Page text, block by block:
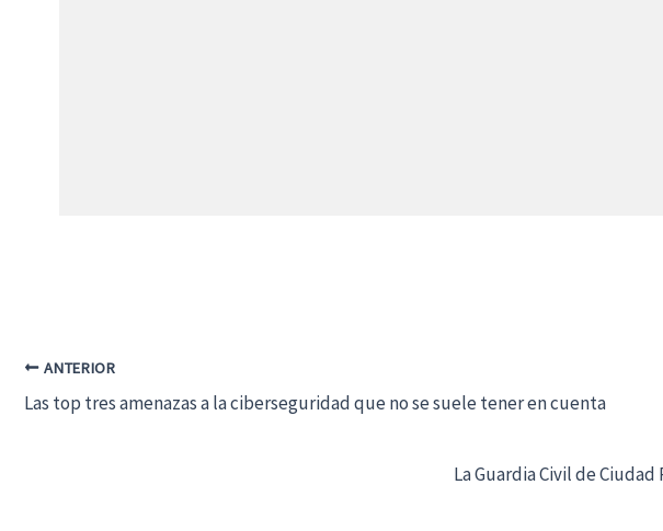
ANTERIOR
Las top tres amenazas a la ciberseguridad que no se suele tener en cuenta
La Guardia Civil de